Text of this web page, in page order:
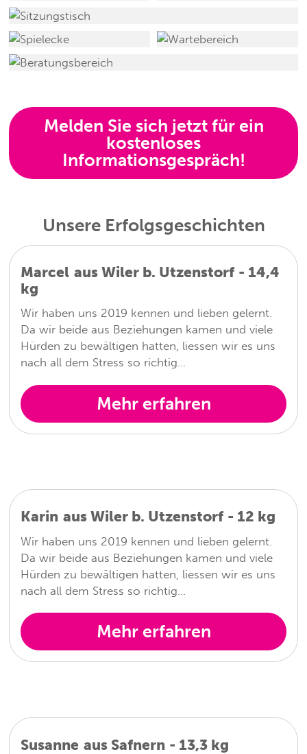
Melden Sie sich jetzt für ein
kostenloses
Informationsgespräch!
Unsere Erfolgsgeschichten
Marcel aus Wiler b. Utzenstorf - 14,4
kg
Wir haben uns 2019 kennen und lieben gelernt.
Da wir beide aus Beziehungen kamen und viele
Hürden zu bewältigen hatten, liessen wir es uns
nach all dem Stress so richtig…
Mehr erfahren
Karin aus Wiler b. Utzenstorf - 12 kg
Wir haben uns 2019 kennen und lieben gelernt.
Da wir beide aus Beziehungen kamen und viele
Hürden zu bewältigen hatten, liessen wir es uns
nach all dem Stress so richtig…
Mehr erfahren
Susanne aus Safnern - 13,3kg